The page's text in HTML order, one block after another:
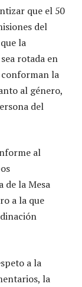
que el 50
del
la
rotada en
la
al género,
del
al
de la Mesa
a la que
a la
la